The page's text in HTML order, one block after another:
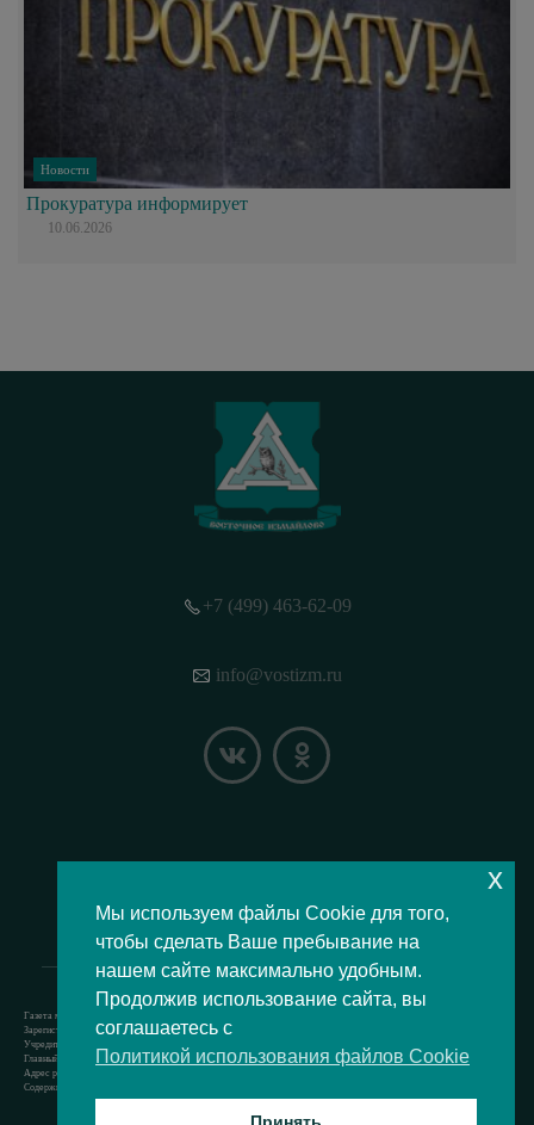
Новости
Прокуратура информирует
10.06.2026
+7 (499) 463-62-09
info@vostizm.ru
Газета муниципального округа Восточное Измайлово.
Зарегистрировано Роскомнадзором свидетельство Эл № ФС77-73364 от 24.07.2018 г.
Учредитель — аппарат Совета депутатов муниципального округа Восточное Измайлово.
Главный редактор — Кочерёжкин Н.А.
Адрес редакции: 105077, г. Москва, Измайловский бульвар, д. 50. т. +74994636209
Содержит материал возрастной категории 12+
Мы используем файлы Cookie для того,
чтобы сделать Ваше пребывание на
нашем сайте максимально удобным.
Продолжив использование сайта, вы
соглашаетесь с
Политикой использования файлов Cookie
x